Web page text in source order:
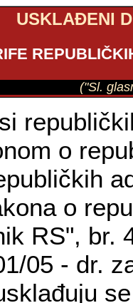
USKLAĐENI
("Sl.
o
o
RS", br.
05 - dr.